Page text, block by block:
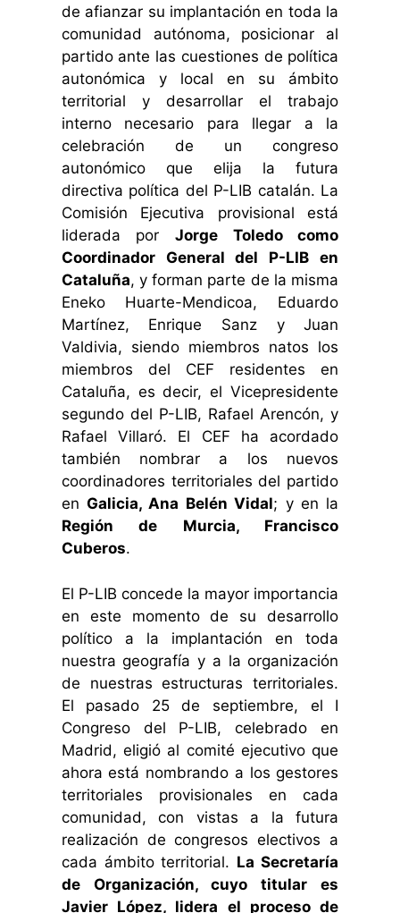
de afianzar su implantación en toda la
comunidad autónoma, posicionar al
partido ante las cuestiones de política
autonómica y local en su ámbito
territorial y desarrollar el trabajo
interno necesario para llegar a la
celebración de un congreso
autonómico que elija la futura
directiva política del P-LIB catalán. La
Comisión Ejecutiva provisional está
liderada por Jorge Toledo como
Coordinador General del P-LIB en
Cataluña, y forman parte de la misma
Eneko Huarte-Mendicoa, Eduardo
Martínez, Enrique Sanz y Juan
Valdivia, siendo miembros natos los
miembros del CEF residentes en
Cataluña, es decir, el Vicepresidente
segundo del P-LIB, Rafael Arencón, y
Rafael Villaró. El CEF ha acordado
también nombrar a los nuevos
coordinadores territoriales del partido
enGalicia, Ana Belén Vidal; y en la
Región de Murcia, Francisco
Cuberos.
El P-LIB concede la mayor importancia
en este momento de su desarrollo
político a la implantación en toda
nuestra geografía y a la organización
de nuestras estructuras territoriales.
El pasado 25 de septiembre, el I
Congreso del P-LIB, celebrado en
Madrid, eligió al comité ejecutivo que
ahora está nombrando a los gestores
territoriales provisionales en cada
comunidad, con vistas a la futura
realización de congresos electivos a
cada ámbito territorial. La Secretaría
de Organización, cuyo titular es
Javier López, lidera el proceso de